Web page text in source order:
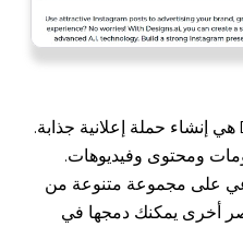
الفكرة الرئيسية لـ Designs.ai هي إنشاء حملة إعلانية جذابة.
ومحتوى وفيديوهات.
على مجموعة متنوعة من
أخرى يمكنك دمجها في